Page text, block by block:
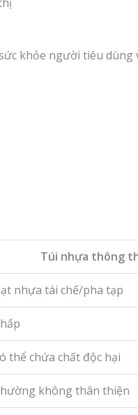
khỏe người tiêu dùng
Túi nhựa thông
nhựa tái chế/pha tạp
thể chứa chất độc hại
không thân thiện